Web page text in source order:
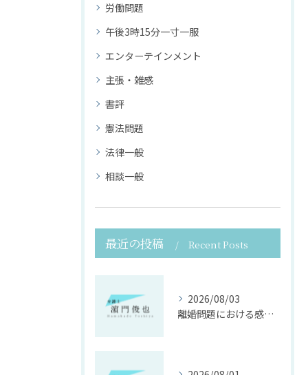
労働問題
午後3時15分一寸一服
エンターテインメント
主張・雑感
書評
憲法問題
法律一般
相談一般
最近の投稿 Recent Posts
2026/08/03
離婚問題における感情面に配慮した誠実な法律サポート